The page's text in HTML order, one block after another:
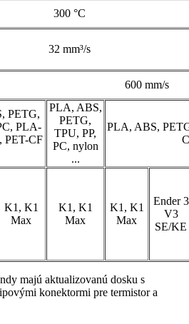
300 °C
32 mm³/s
600 mm/s
PETG,
PLA-
PET-CF
PLA, ABS,
PETG,
TPU, PP,
PC, nylon
...
PLA, ABS,
K1, K1
Max
K1, K1
Max
K1, K1
Max
Ender 3
V3
SE/KE
majú aktualizovanú dosku s
konektormi pre termistor a